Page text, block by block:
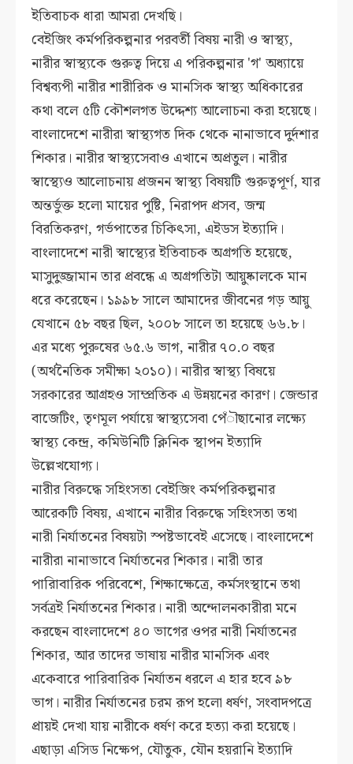
ইতিবাচক ধারা আমরা দেখছি।
বেইজিং কর্মপরিকল্পনার পরবর্তী বিষয় নারী ও স্বাস্থ্য,
নারীর স্বাস্থ্যকে গুরুত্ব দিয়ে এ পরিকল্পনার 'গ' অধ্যায়ে
বিশ্বব্যপী নারীর শারীরিক ও মানসিক স্বাস্থ্য অধিকারের
কথা বলে ৫টি কৌশলগত উদ্দেশ্য আলোচনা করা হয়েছে।
বাংলাদেশে নারীরা স্বাস্থ্যগত দিক থেকে নানাভাবে দুর্দশার
শিকার। নারীর স্বাস্থ্যসেবাও এখানে অপ্রতুল। নারীর
স্বাস্থ্যেও আলোচনায় প্রজনন স্বাস্থ্য বিষয়টি গুরুত্বপূর্ণ, যার
অন্তর্ভুক্ত হলো মায়ের পুষ্টি, নিরাপদ প্রসব, জন্ম
বিরতিকরণ, গর্ভপাতের চিকিৎসা, এইডস ইত্যাদি।
বাংলাদেশে নারী স্বাস্থ্যের ইতিবাচক অগ্রগতি হয়েছে,
মাসুদুজ্জামান তার প্রবন্ধে এ অগ্রগতিটা আয়ুষ্কালকে মান
ধরে করেছেন। ১৯৯৮ সালে আমাদের জীবনের গড় আয়ু
যেখানে ৫৮ বছর ছিল, ২০০৮ সালে তা হয়েছে ৬৬.৮।
এর মধ্যে পুরুষের ৬৫.৬ ভাগ, নারীর ৭০.০ বছর
(অর্থনৈতিক সমীক্ষা ২০১০)। নারীর স্বাস্থ্য বিষয়ে
সরকারের আগ্রহও সাম্প্রতিক এ উন্নয়নের কারণ। জেন্ডার
বাজেটিং, তৃণমূল পর্যায়ে স্বাস্থ্যসেবা পেঁৗছানোর লক্ষ্যে
স্বাস্থ্য কেন্দ্র, কমিউনিটি ক্লিনিক স্থাপন ইত্যাদি
উল্লেখযোগ্য।
নারীর বিরুদ্ধে সহিংসতা বেইজিং কর্মপরিকল্পনার
আরেকটি বিষয়, এখানে নারীর বিরুদ্ধে সহিংসতা তথা
নারী নির্যাতনের বিষয়টা স্পষ্টভাবেই এসেছে। বাংলাদেশে
নারীরা নানাভাবে নির্যাতনের শিকার। নারী তার
পারিাবারিক পরিবেশে, শিক্ষাক্ষেত্রে, কর্মসংস্থানে তথা
সর্বত্রই নির্যাতনের শিকার। নারী অন্দোলনকারীরা মনে
করছেন বাংলাদেশে ৪০ ভাগের ওপর নারী নির্যাতনের
শিকার, আর তাদের ভাষায় নারীর মানসিক এবং
একেবারে পারিবারিক নির্যাতন ধরলে এ হার হবে ৯৮
ভাগ। নারীর নির্যাতনের চরম রূপ হলো ধর্ষণ, সংবাদপত্রে
প্রায়ই দেখা যায় নারীকে ধর্ষণ করে হত্যা করা হয়েছে।
এছাড়া এসিড নিক্ষেপ, যৌতুক, যৌন হয়রানি ইত্যাদি